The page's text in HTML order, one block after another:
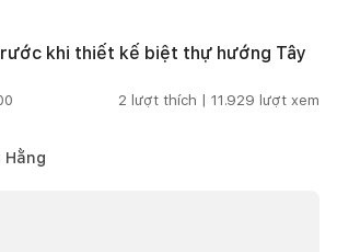
khi thiết kế biệt thự hướng Tây
2 lượt thích | 11.929 lượt xem
Hằng